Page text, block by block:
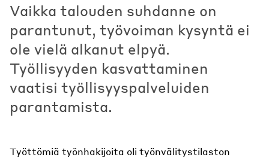
Vaikka talouden suhdanne on
parantunut, työvoiman kysyntä ei
ole vielä alkanut elpyä.
Työllisyyden kasvattaminen
vaatisi työllisyyspalveluiden
parantamista.
Työttömiä työnhakijoita oli työnvälitystilaston